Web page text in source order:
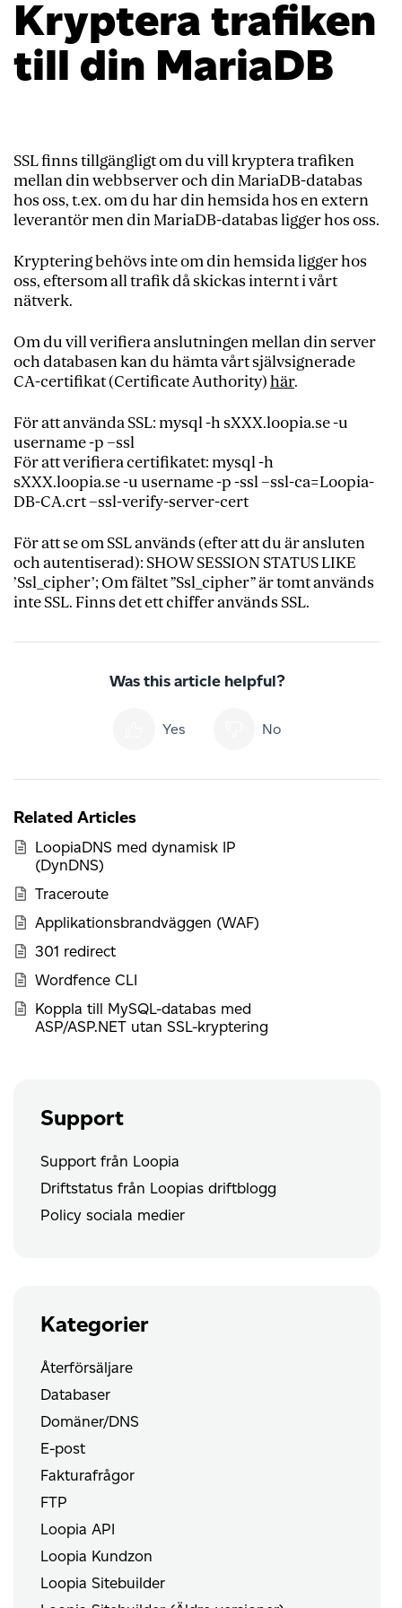
Kryptera trafiken
till din MariaDB
SSL finns tillgängligt om du vill kryptera trafiken
mellan din webbserver och din MariaDB-databas
hos oss, t.ex. om du har din hemsida hos en extern
leverantör men din MariaDB-databas ligger hos oss.
Kryptering behövs inte om din hemsida ligger hos
oss, eftersom all trafik då skickas internt i vårt
nätverk.
Om du vill verifiera anslutningen mellan din server
och databasen kan du hämta vårt självsignerade
CA-certifikat (Certificate Authority)här.
För att använda SSL: mysql -h sXXX.loopia.se -u
username -p –ssl
För att verifiera certifikatet: mysql -h
sXXX.loopia.se -u username -p -ssl –ssl-ca=Loopia-
DB-CA.crt –ssl-verify-server-cert
För att se om SSL används (efter att du är ansluten
och autentiserad): SHOW SESSION STATUS LIKE
’Ssl_cipher’; Om fältet ”Ssl_cipher” är tomt används
inte SSL. Finns det ett chiffer används SSL.
Was this article helpful?
Yes No
Related Articles
LoopiaDNS med dynamisk IP
(DynDNS)
Traceroute
Applikationsbrandväggen (WAF)
301 redirect
Wordfence CLI
Koppla till MySQL-databas med
ASP/ASP.NET utan SSL-kryptering
Support
Support från Loopia
Driftstatus från Loopias driftblogg
Policy sociala medier
Kategorier
Återförsäljare
Databaser
Domäner/DNS
E-post
Fakturafrågor
FTP
Loopia API
Loopia Kundzon
Loopia Sitebuilder